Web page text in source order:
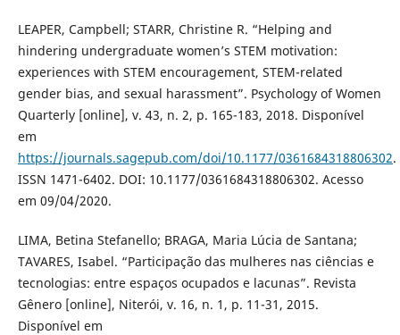
LEAPER, Campbell; STARR, Christine R. “Helping and
hindering undergraduate women’s STEM motivation:
experiences with STEM encouragement, STEM-related
gender bias, and sexual harassment”. Psychology of Women
Quarterly [online], v. 43, n. 2, p. 165-183, 2018. Disponível
em
https://journals.sagepub.com/doi/10.1177/0361684318806302.
ISSN 1471-6402. DOI: 10.1177/0361684318806302. Acesso
em 09/04/2020.
LIMA, Betina Stefanello; BRAGA, Maria Lúcia de Santana;
TAVARES, Isabel. “Participação das mulheres nas ciências e
tecnologias: entre espaços ocupados e lacunas”. Revista
Gênero [online], Niterói, v. 16, n. 1, p. 11-31, 2015.
Disponível em